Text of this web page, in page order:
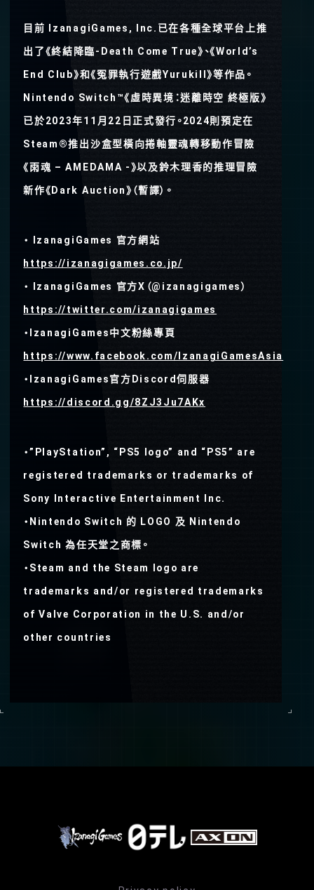
⽬前 IzanagiGames, Inc.已在各種全球平台上推
出了《終結降臨-Death Come True》、《World’s
End Club》和《冤罪執行遊戲Yurukill》等作品。
Nintendo Switch™《虛時異境：迷離時空 終極版》
已於2023年11月22日正式發行。2024則預定在
Steam®推出沙盒型橫向捲軸靈魂轉移動作冒險
《雨魂 – AMEDAMA -》以及鈴木理香的推理冒險
新作《Dark Auction》（暫譯）。
・ IzanagiGames 官⽅網站
https://izanagigames.co.jp/
・ IzanagiGames 官⽅X（@izanagigames）
https://twitter.com/izanagigames
・IzanagiGames中文粉絲專頁
https://www.facebook.com/IzanagiGamesAsia
・IzanagiGames官方Discord伺服器
https://discord.gg/8ZJ3Ju7AKx
・”PlayStation”, “PS5 logo” and “PS5” are
registered trademarks or trademarks of
Sony Interactive Entertainment Inc.
・Nintendo Switch 的 LOGO 及 Nintendo
Switch 為任天堂之商標。
・Steam and the Steam logo are
trademarks and/or registered trademarks
of Valve Corporation in the U.S. and/or
other countries